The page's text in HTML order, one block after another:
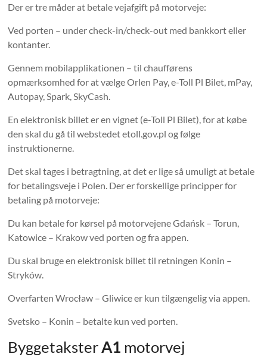
Der er tre måder at betale vejafgift på motorveje:
Ved porten – under check-in/check-out med bankkort eller
kontanter.
Gennem mobilapplikationen – til chaufførens
opmærksomhed for at vælge Orlen Pay, e-Toll Pl Bilet, mPay,
Autopay, Spark, SkyCash.
En elektronisk billet er en vignet (e-Toll Pl Bilet), for at købe
den skal du gå til webstedet etoll.gov.pl og følge
instruktionerne.
Det skal tages i betragtning, at det er lige så umuligt at betale
for betalingsveje i Polen. Der er forskellige principper for
betaling på motorveje:
Du kan betale for kørsel på motorvejene Gdańsk – Torun,
Katowice – Krakow ved porten og fra appen.
Du skal bruge en elektronisk billet til retningen Konin –
Stryków.
Overfarten Wrocław – Gliwice er kun tilgængelig via appen.
Svetsko – Konin – betalte kun ved porten.
ByggetaksterA1 motorvej